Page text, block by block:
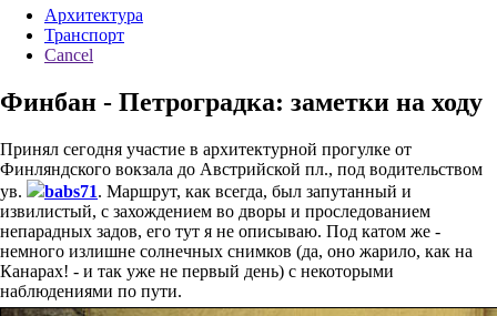
Архитектура
Транспорт
Cancel
Финбан - Петроградка: заметки на ходу
Принял сегодня участие в архитектурной прогулке от
Финляндского вокзала до Австрийской пл., под водительством
ув.
babs71. Маршрут, как всегда, был запутанный и
извилистый, с захождением во дворы и проследованием
непарадных задов, его тут я не описываю. Под катом же -
немного излишне солнечных снимков (да, оно жарило, как на
Канарах! - и так уже не первый день) с некоторыми
наблюдениями по пути.